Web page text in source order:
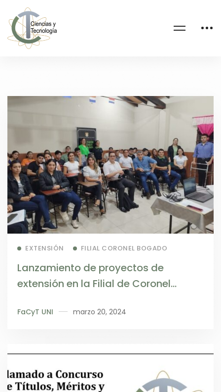
Read more
EXTENSIÓN FILIAL CORONEL BOGADO
Lanzamiento de proyectos de
extensión en la Filial de Coronel
FaCyT UNI marzo 20, 2024